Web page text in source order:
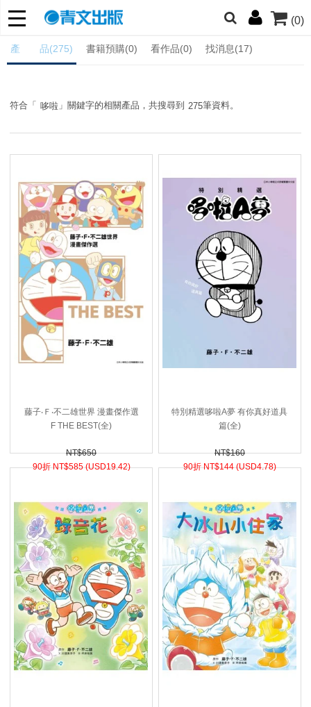
(0)
友們，提高警覺！
產 品(275) 書籍預購(0) 看作品(0) 找消息(17)
符合「 哆啦 」關鍵字的相關產品，共搜尋到 275筆資料。
藤子‧Ｆ‧不二雄世界 漫畫傑作選
F THE BEST(全)
NT$650
90折 NT$585 (USD19.42)
特別精選哆啦A夢 有你真好道具
篇(全)
NT$160
90折 NT$144 (USD4.78)